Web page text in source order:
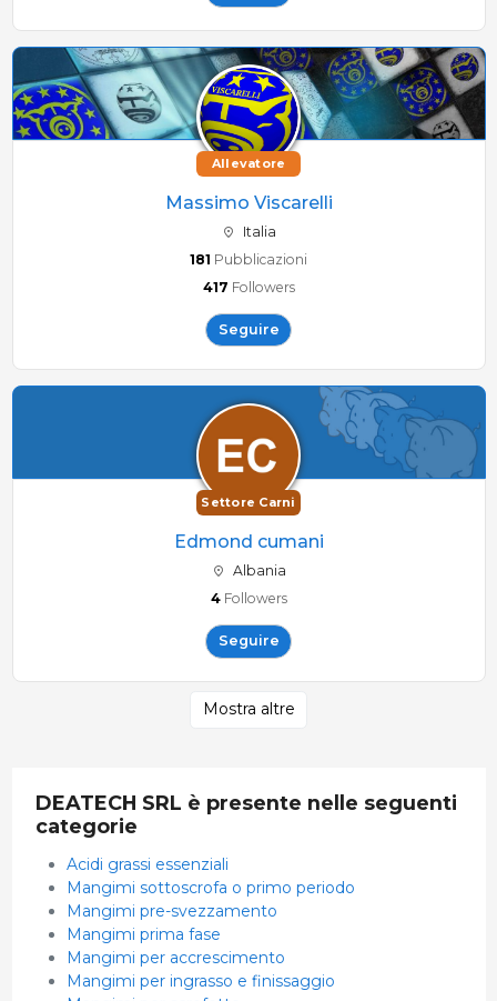
Allevatore
Massimo Viscarelli
Italia
181 Pubblicazioni
417 Followers
Seguire
Settore Carni
Edmond cumani
Albania
4 Followers
Seguire
Mostra altre
DEATECH SRL è presente nelle seguenti
categorie
Acidi grassi essenziali
Mangimi sottoscrofa o primo periodo
Mangimi pre-svezzamento
Mangimi prima fase
Mangimi per accrescimento
Mangimi per ingrasso e finissaggio